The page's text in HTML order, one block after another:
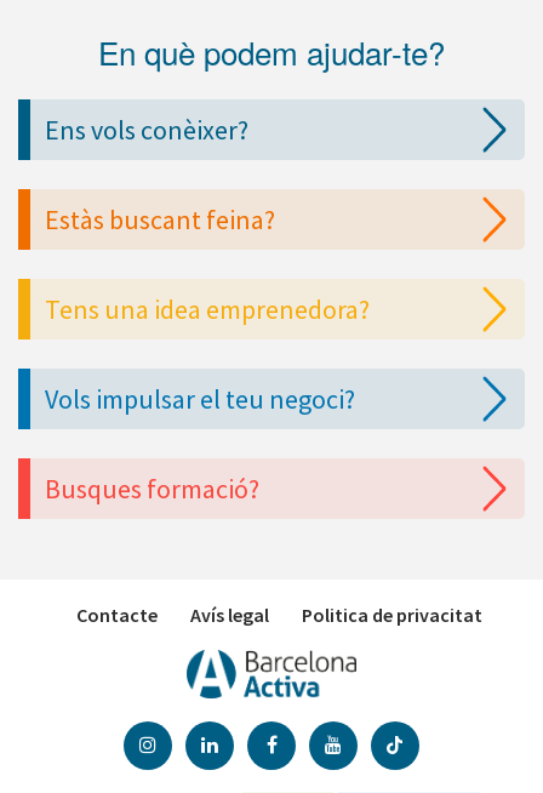
En què podem ajudar-te?
Ens vols conèixer?
Estàs buscant feina?
Tens una idea emprenedora?
Vols impulsar el teu negoci?
Busques formació?
Contacte Avís legal Politica de privacitat